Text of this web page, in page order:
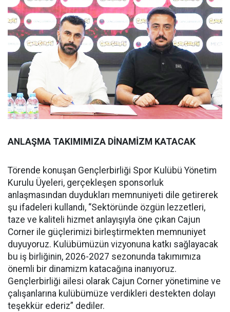
ANLAŞMA TAKIMIMIZA DİNAMİZM KATACAK
Törende konuşan Gençlerbirliği Spor Kulübü Yönetim
Kurulu Üyeleri, gerçekleşen sponsorluk
anlaşmasından duydukları memnuniyeti dile getirerek
şu ifadeleri kullandı, “Sektöründe özgün lezzetleri,
taze ve kaliteli hizmet anlayışıyla öne çıkan Cajun
Corner ile güçlerimizi birleştirmekten memnuniyet
duyuyoruz. Kulübümüzün vizyonuna katkı sağlayacak
bu iş birliğinin, 2026-2027 sezonunda takımımıza
önemli bir dinamizm katacağına inanıyoruz.
Gençlerbirliği ailesi olarak Cajun Corner yönetimine ve
çalışanlarına kulübümüze verdikleri destekten dolayı
teşekkür ederiz” dediler.